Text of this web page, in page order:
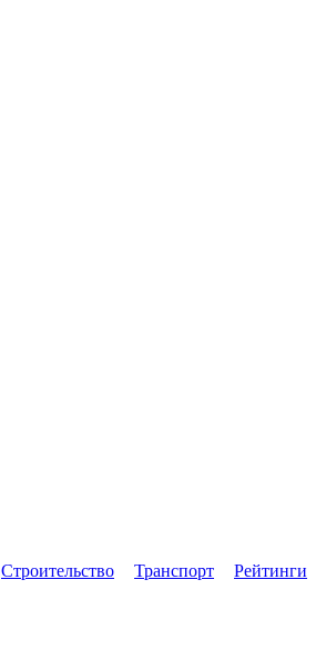
Строительство Транспорт Рейтинги